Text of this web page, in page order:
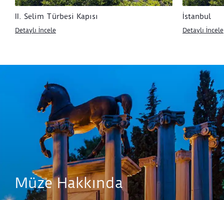
II. Selim Türbesi Kapısı
Detaylı İncele
İstanbul
Detaylı İncele
Müze Hakkında